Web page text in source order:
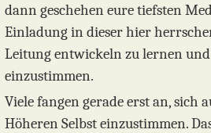
dann geschehen eure tiefsten
Einladung in dieser hier
Leitung entwickeln zu lernen und
einzustimmen.
Viele fangen gerade erst an, sich
Höheren Selbst einzustimmen.